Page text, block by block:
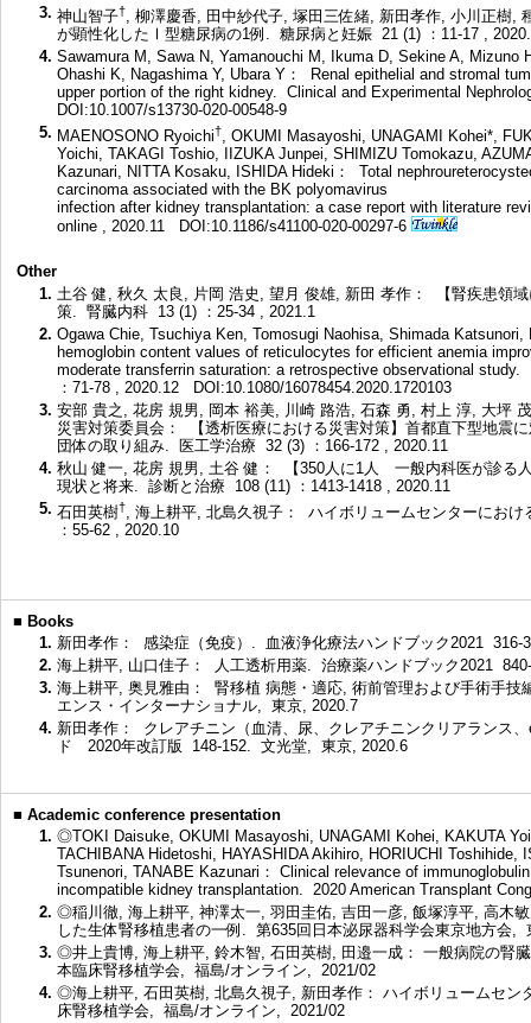
3. 神山智子†, 柳澤慶香, 田中紗代子, 塚田三佐緒, 新田孝作, 小川正樹,
が顕性化したⅠ型糖尿病の1例. 糖尿病と妊娠 21 (1) ：11-17 ,
4. Sawamura M, Sawa N, Yamanouchi M, Ikuma D, Sekine A, Mizuno
Ohashi K, Nagashima Y, Ubara Y： Renal epithelial and stromal
upper portion of the right kidney. Clinical and Experimental
DOI:10.1007/s13730-020-00548-9
5. MAENOSONO Ryoichi†, OKUMI Masayoshi, UNAGAMI Kohei*,
Yoichi, TAKAGI Toshio, IIZUKA Junpei, SHIMIZU Tomokazu,
Kazunari, NITTA Kosaku, ISHIDA Hideki： Total
carcinoma associated with the BK polyomavirus
infection after kidney transplantation: a case report with literature
online , 2020.11
DOI:10.1186/s41100-020-00297-6
Other
1. 土谷 健, 秋久 太良, 片岡 浩史, 望月 俊雄, 新田 孝作： 【腎疾患領
策. 腎臓内科 13 (1) ：25-34 , 2021.1
2. Ogawa Chie, Tsuchiya Ken, Tomosugi Naohisa, Shimada
hemoglobin content values of reticulocytes for efficient anemia
moderate transferrin saturation: a retrospective observational
：71-78 , 2020.12
DOI:10.1080/16078454.2020.1720103
3. 安部 貴之, 花房 規男, 岡本 裕美, 川崎 路浩, 石森 勇, 村上 淳, 大坪
災害対策委員会： 【透析医療における災害対策】首都直下型地震
団体の取り組み. 医工学治療 32 (3) ：166-172 , 2020.11
4. 秋山 健一, 花房 規男, 土谷 健： 【350人に1人 一般内科医が診る
現状と将来. 診断と治療 108 (11) ：1413-1418 , 2020.11
5. 石田英樹†, 海上耕平, 北島久視子： ハイボリュームセンターにお
：55-62 , 2020.10
■ Books
1. 新田孝作： 感染症（免疫）. 血液浄化療法ハンドブック2021
2. 海上耕平, 山口佳子： 人工透析用薬. 治療薬ハンドブック2021
3. 海上耕平, 奥見雅由： 腎移植 病態・適応, 術前管理および手術手
エンス・インターナショナル, 東京, 2020.7
4. 新田孝作： クレアチニン（血清、尿、クレアチニンクリアランス
ド 2020年改訂版 148-152. 文光堂, 東京, 2020.6
■ Academic conference presentation
1. ◎TOKI Daisuke, OKUMI Masayoshi, UNAGAMI Kohei, KAKUTA
TACHIBANA Hidetoshi, HAYASHIDA Akihiro, HORIUCHI Toshihide,
Tsunenori, TANABE Kazunari： Clinical relevance of
incompatible kidney transplantation. 2020 American Transplant
2. ◎稲川徹, 海上耕平, 神澤太一, 羽田圭佑, 吉田一彦, 飯塚淳平, 高木
した生体腎移植患者の一例. 第635回日本泌尿器科学会東京地方会,
3. ◎井上貴博, 海上耕平, 鈴木智, 石田英樹, 田邉一成： 一般病院の腎
本臨床腎移植学会, 福島/オンライン, 2021/02
4. ◎海上耕平, 石田英樹, 北島久視子, 新田孝作： ハイボリュームセン
床腎移植学会, 福島/オンライン, 2021/02